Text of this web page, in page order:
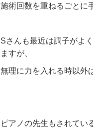
施術回数を重ねるごとに
Sさんも最近は調子がよ
ますが、
無理に力を入れる時以外
ピアノの先生もされてい